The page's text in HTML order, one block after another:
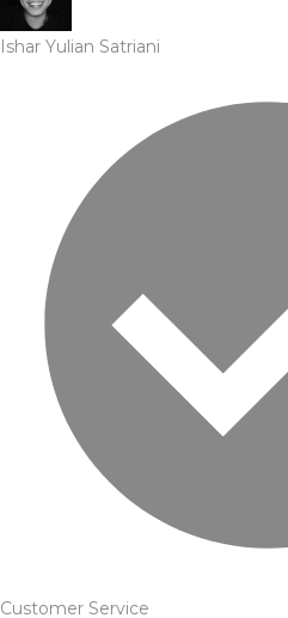
Ishar Yulian Satriani
Customer Service